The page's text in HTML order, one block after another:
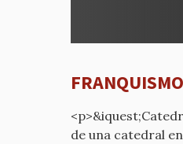
de una catedral